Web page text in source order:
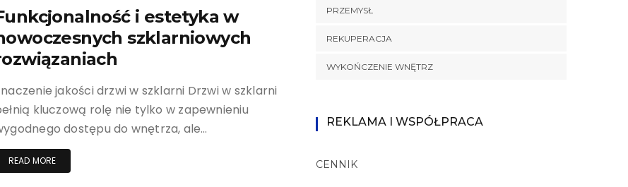
i estetyka w
szklarniowych
jakości drzwi w szklarni Drzwi w szklarni
kluczową rolę nie tylko w zapewnieniu
dostępu do wnętrza, ale…
READ MORE
PRZEMYSŁ
REKUPERACJA
WYKOŃCZENIE WNĘTRZ
REKLAMA I WSPÓŁPRACA
CENNIK